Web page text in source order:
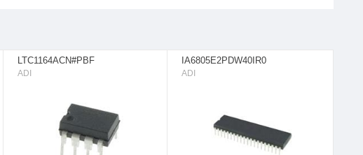
LTC1164ACN#PBF
ADI
IA6805E2PDW40IR0
ADI